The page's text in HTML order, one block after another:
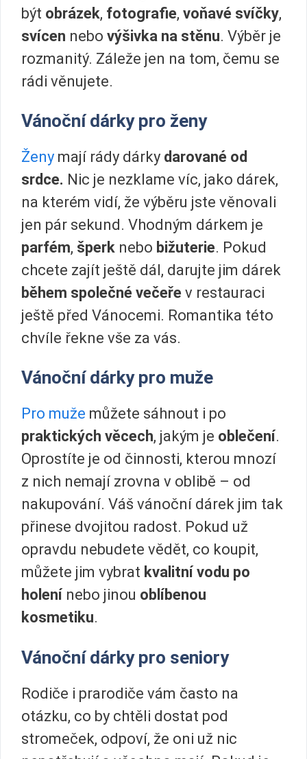
být obrázek, fotografie, voňavé svíčky,
svícen nebo výšivka na stěnu. Výběr je
rozmanitý. Záleže jen na tom, čemu se
rádi věnujete.
Vánoční dárky pro ženy
Ženy mají rády dárky darované od
srdce. Nic je nezklame víc, jako dárek,
na kterém vidí, že výběru jste věnovali
jen pár sekund. Vhodným dárkem je
parfém, šperk nebo bižuterie. Pokud
chcete zajít ještě dál, darujte jim dárek
během společné večeře v restauraci
ještě před Vánocemi. Romantika této
chvíle řekne vše za vás.
Vánoční dárky pro muže
Pro muže můžete sáhnout i po
praktických věcech, jakým je oblečení.
Oprostíte je od činnosti, kterou mnozí
z nich nemají zrovna v oblibě – od
nakupování. Váš vánoční dárek jim tak
přinese dvojitou radost. Pokud už
opravdu nebudete vědět, co koupit,
můžete jim vybrat kvalitní vodu po
holení nebo jinou oblíbenou
kosmetiku.
Vánoční dárky pro seniory
Rodiče i prarodiče vám často na
otázku, co by chtěli dostat pod
stromeček, odpoví, že oni už nic